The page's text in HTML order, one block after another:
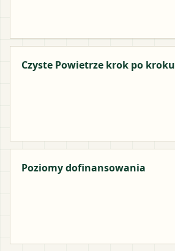
Czyste Powietrze krok po kroku
Poziomy dofinansowania